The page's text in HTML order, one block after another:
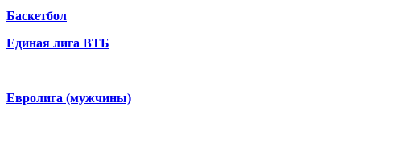
Баскетбол
Единая лига ВТБ
Евролига (мужчины)